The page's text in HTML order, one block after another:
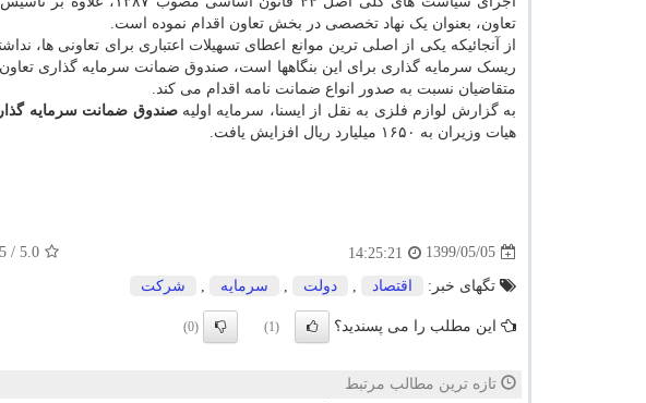
تعاون، بعنوان یک نهاد تخصصی در بخش تعاون اقدام نموده است.
از آنجائیکه یکی از اصلی ترین موانع اعطای تسهیلات اعتباری برای تعاونی ها،
ریسک سرمایه گذاری برای این بنگاهها است، صندوق ضمانت سرمایه گذاری
متقاضیان نسبت به صدور انواع ضمانت نامه اقدام می کند.
به گزارش لوازم فلزی به نقل از ایسنا، سرمایه اولیه صندوق ضمانت سرمایه
هیات وزیران به ۱۶۵۰ میلیارد ریال افزایش یافت.
1399/05/05
14:25:21
5.0
/ 5
تگهای خبر: اقتصاد دولت سرمایه شركت
این مطلب را می پسندید؟ (1)
(0)
تازه ترین مطالب مرتبط